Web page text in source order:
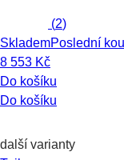
(2)
SklademPoslední
8 553 Kč
Do košíku
Do košíku
další varianty